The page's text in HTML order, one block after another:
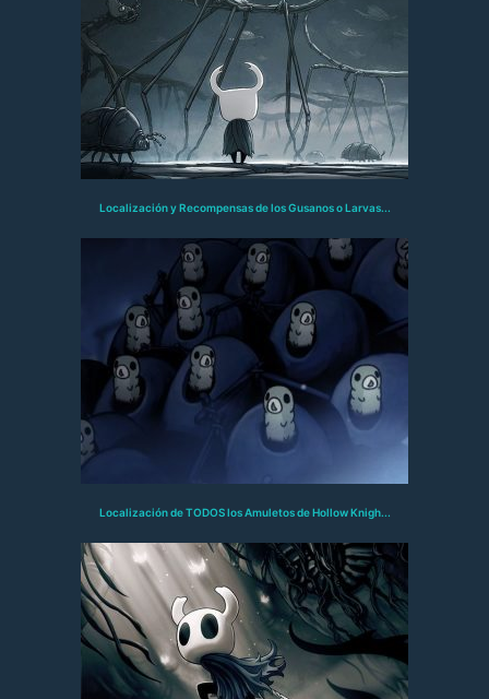
Localización y Recompensas de los Gusanos o Larvas...
Localización de TODOS los Amuletos de Hollow Knigh...